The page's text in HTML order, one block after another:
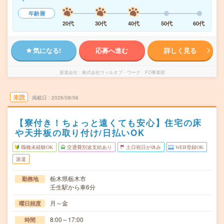
年齢層
20代
30代 40代 50代 60代
気になる! 応募へ進む 詳しく見る
派遣会社 株式会社ウィルオブ・ワーク FO事業部
未読 掲載日 2026/08/06
【寮付き！ちょっと遠くても安心】住宅の床
や天井板の取り付け/日払いOK
職種未経験OK 交通費別途支給あり 土日祝日が休み WEB登録OK
派遣
勤務地
栃木県栃木市
壬生駅から車6分
曜日頻度 月～金
時間 8:00～17:00